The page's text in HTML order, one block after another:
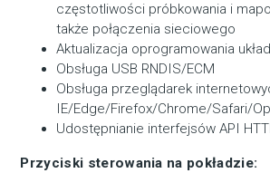
częstotliwości próbkowania i
także połączenia sieciowego
Aktualizacja oprogramowania
Obsługa USB RNDIS/ECM
Obsługa przeglądarek
IE/Edge/Firefox/Chrome/Safari/
Udostępnianie interfejsów API
Przyciski sterowania na pokładzie: